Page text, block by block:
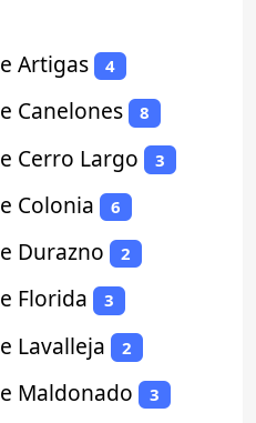
Artigas 4
Canelones 8
Cerro Largo 3
Colonia 6
Durazno 2
Florida 3
Lavalleja 2
Maldonado 3